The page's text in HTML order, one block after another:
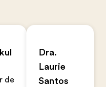
de
Dra.
Laurie
Santos